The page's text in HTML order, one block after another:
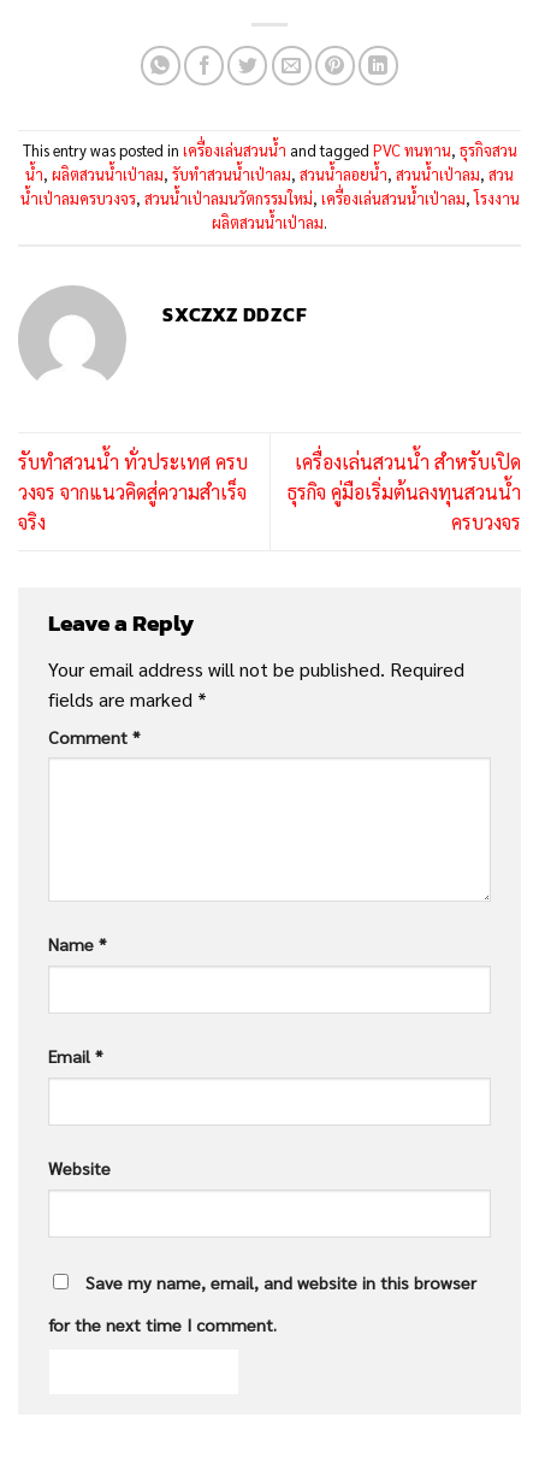
This entry was posted in เครื่องเล่นสวนน้ำ and tagged PVC ทนทาน, ธุรกิจสวน
น้ำ, ผลิตสวนน้ำเป่าลม, รับทำสวนน้ำเป่าลม, สวนน้ำลอยน้ำ, สวนน้ำเป่าลม, สวน
น้ำเป่าลมครบวงจร, สวนน้ำเป่าลมนวัตกรรมใหม่, เครื่องเล่นสวนน้ำเป่าลม,โรงงาน
ผลิตสวนน้ำเป่าลม.
SXCZXZ DDZCF
รับทำสวนน้ำ ทั่วประเทศ ครบ
วงจร จากแนวคิดสู่ความสำเร็จ
จริง
เครื่องเล่นสวนน้ำ สำหรับเปิด
ธุรกิจ คู่มือเริ่มต้นลงทุนสวนน้ำ
ครบวงจร
Leave a Reply
Your email address will not be published. Required
fields are marked *
Comment *
Name *
Email *
Website
Save my name, email, and website in this browser
for the next time I comment.